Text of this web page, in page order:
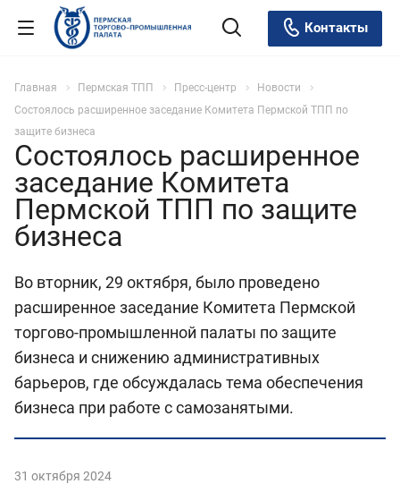
Контакты
Главная Пермская ТПП Пресс-центр
Новости
Состоялось расширенное заседание Комитета Пермской ТПП по
защите бизнеса
Состоялось расширенное
заседание Комитета
Пермской ТПП по защите
бизнеса
Во вторник, 29 октября, было проведено
расширенное заседание Комитета Пермской
торгово-промышленной палаты по защите
бизнеса и снижению административных
барьеров, где обсуждалась тема обеспечения
бизнеса при работе с самозанятыми.
31 октября 2024